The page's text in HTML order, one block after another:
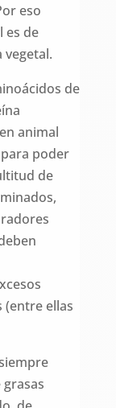
eso
es de
de
animal
poder
de
(entre ellas